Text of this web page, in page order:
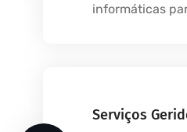
informáticas
Serviços